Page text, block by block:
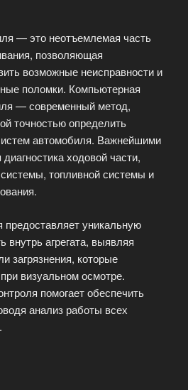
— это неотъемлемая часть
позволяющая
возможные неисправности и
поломки. Компьютерная
— современный метод,
точностью определить
автомобиля. Важнейшими
ходовой части,
топливной системы и
предоставляет уникальную
внутрь агрегата, выявляя
загрязнения, которые
визуальном осмотре.
помогает обеспечить
анализ работы всех